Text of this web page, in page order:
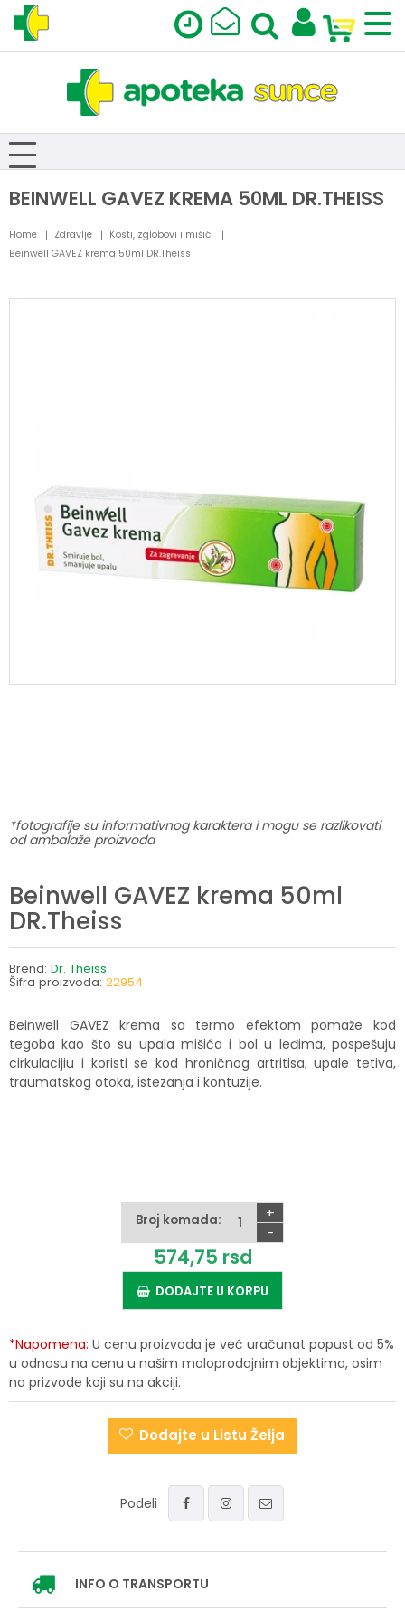
BEINWELL GAVEZ KREMA 50ML DR.THEISS
Home Zdravlje
Kosti, zglobovi i mišići
Beinwell GAVEZ krema 50ml DR.Theiss
*fotografije su informativnog karaktera i mogu se razlikovati
od ambalaže proizvoda
Beinwell GAVEZ krema 50ml
DR.Theiss
Brend: Dr. Theiss
Šifra proizvoda: 22954
Beinwell GAVEZ krema sa termo efektom pomaže kod
tegoba kao što su upala mišića i bol u leđima, pospešuju
cirkulacijiu i koristi se kod hroničnog artritisa, upale tetiva,
traumatskog otoka, istezanja i kontuzije.
Broj komada:
+
-
574,75 rsd
DODAJTE U KORPU
*Napomena: U cenu proizvoda je već uračunat popust od 5%
u odnosu na cenu u našim maloprodajnim objektima, osim
na prizvode koji su na akciji.
Dodajte u Listu Želja
Podeli
INFO O TRANSPORTU